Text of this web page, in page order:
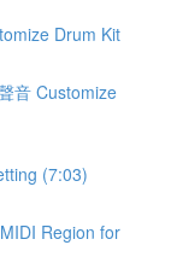
Drum Kit
音 Customize
(7:03)
Region for